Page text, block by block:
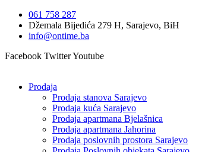
sadržaj
061 758 287
Džemala Bijedića 279 H, Sarajevo, BiH
info@ontime.ba
Facebook TwitterYoutube
Prodaja
Prodaja stanova Sarajevo
Prodaja kuća Sarajevo
Prodaja apartmana Bjelašnica
Prodaja apartmana Jahorina
Prodaja poslovnih prostora Sarajevo